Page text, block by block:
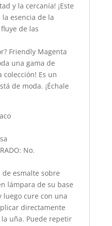
y la cercanía! ¡Este
esencia de la
de las
Friendly Magenta
una gama de
colección! Es un
de moda. ¡Échale
No.
esmalte sobre
lámpara de su base
cure con una
directamente
uña. Puede repetir